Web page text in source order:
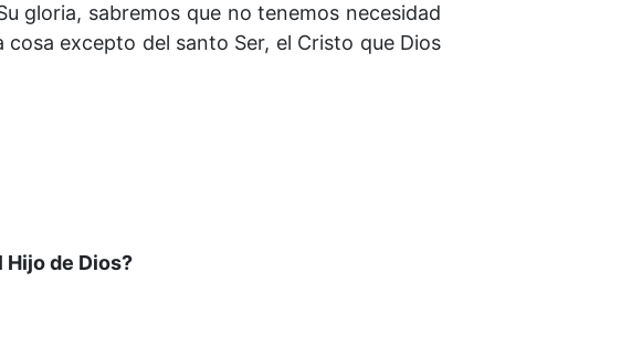
gloria, sabremos que no tenemos necesidad
excepto del santo Ser, el Cristo que Dios
de Dios?